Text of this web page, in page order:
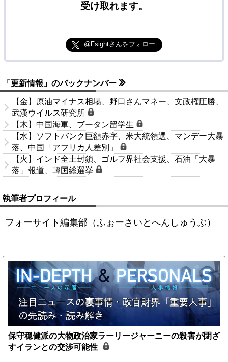
受け取れます。
@Fsightさんをフォロー
「更新情報」のバックナンバー
【金】原油マイナス相場、野口さんマネー、文政権圧勝、
武漢ウイルス研究所
【木】中国海軍、ブータン留学生
【水】ソフトバンク巨額赤字、米大統領選、マンデー大暴
落、中国「アフリカ人差別」
【火】インド全土封鎖、ゴルフ界社会支援、石油「大暴
落」報道、韓国総選挙
執筆者プロフィール
フォーサイト編集部（ふぉーさいとへんしゅうぶ）
保守穏健派の大物政治家ラーリージャーニーの殺害が閉ざ
すイランとの交渉可能性